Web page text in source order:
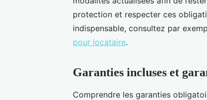
protection et respecter ces
indispensable, consultez par
pour locataire.
Garanties incluses et
Comprendre les garanties